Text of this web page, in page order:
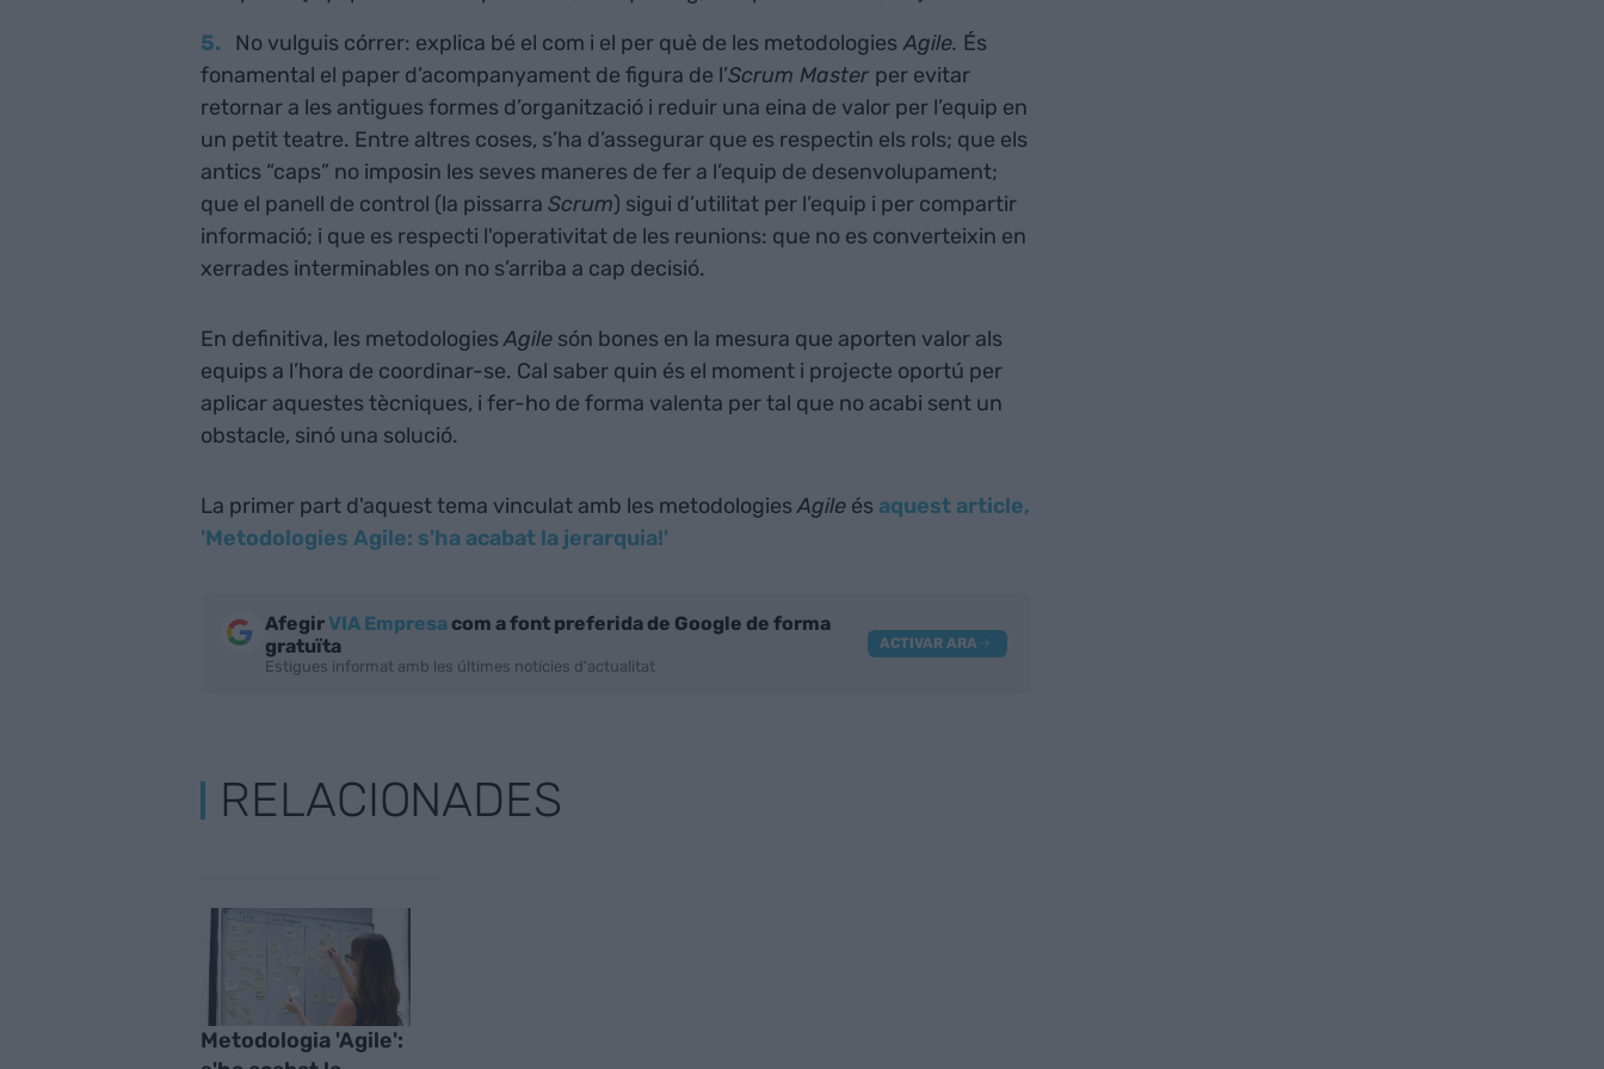
No vulguis córrer: explica bé el com i el per què de les metodologiesAgile. És
fonamental el paper d’acompanyament de figura de l’Scrum Master per evitar
retornar a les antigues formes d’organització i reduir una eina de valor per l’equip en
un petit teatre. Entre altres coses, s’ha d’assegurar que es respectin els rols; que els
antics “caps” no imposin les seves maneres de fer a l’equip de desenvolupament;
que el panell de control (la pissarra Scrum) sigui d’utilitat per l’equip i per compartir
informació; i que es respecti l'operativitat de les reunions: que no es converteixin en
xerrades interminables on no s’arriba a cap decisió.
En definitiva, les metodologiesAgilesón bones en la mesura que aporten valor als
equips a l’hora de coordinar-se. Cal saber quin és el moment i projecte oportú per
aplicar aquestes tècniques, i fer-ho de forma valenta per tal que no acabi sent un
obstacle, sinó una solució.
La primer part d'aquest tema vinculat amb les metodologiesAgileésaquest article,
'Metodologies Agile: s'ha acabat la jerarquia!'
AfegirVIA Empresacom a font preferida de Google de forma
gratuïta
Estigues informat amb les últimes notícies d'actualitat
ACTIVAR ARA
RELACIONADES
Metodologia 'Agile':